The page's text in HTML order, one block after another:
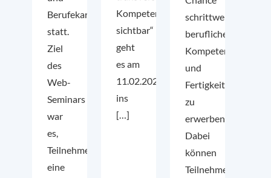
Berufekarten
statt.
Ziel
des
Web-
Seminars
war
es,
Teilnehmenden
eine
Kompetenzen
sichtbar“
geht
es am
11.02.2021
ins
[…]
schrittweise
berufliche
Kompetenzen
und
Fertigkeiten
zu
erwerben.
Dabei
können
Teilnehmende